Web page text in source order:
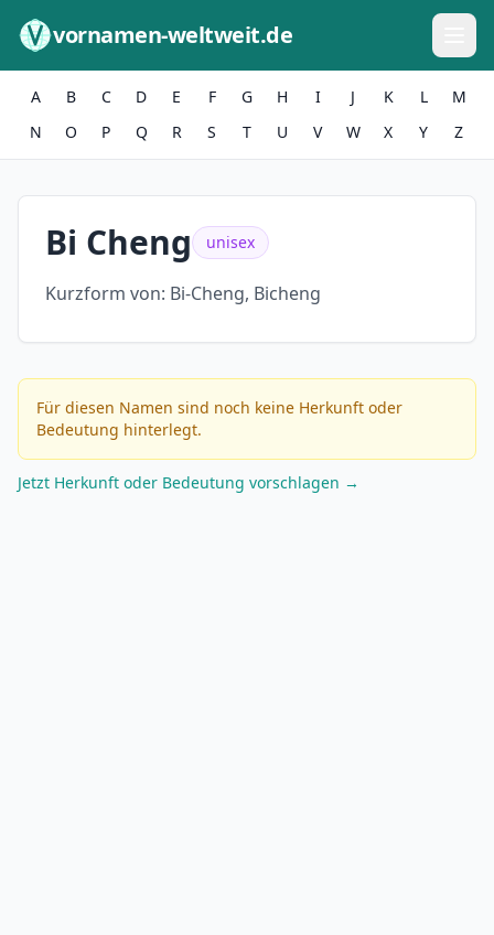
vornamen-weltweit.de
A B C D E F G H I J K L
M
N
O P Q R S T U V W X Y Z
Bi Cheng unisex
Kurzform von: Bi-Cheng, Bicheng
Für diesen Namen sind noch keine Herkunft oder
Bedeutung hinterlegt.
Jetzt Herkunft oder Bedeutung vorschlagen →